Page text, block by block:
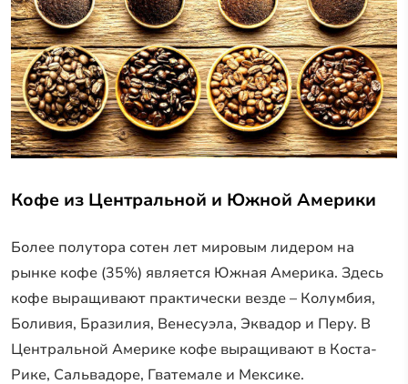
Кофе из Центральной и Южной Америки
Более полутора сотен лет мировым лидером на
рынке кофе (35%) является Южная Америка. Здесь
кофе выращивают практически везде – Колумбия,
Боливия, Бразилия, Венесуэла, Эквадор и Перу. В
Центральной Америке кофе выращивают в Коста-
Рике, Сальвадоре, Гватемале и Мексике.